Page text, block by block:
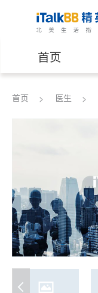
首页
医生
养老
首页 医生